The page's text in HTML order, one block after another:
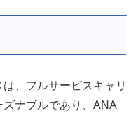
、フルサービスキャリ
ナブルであり、ANA